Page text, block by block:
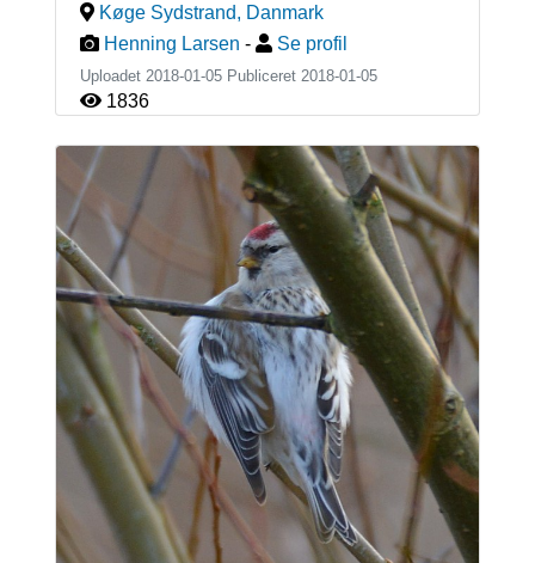
Køge Sydstrand, Danmark
Henning Larsen - Se profil
Uploadet 2018-01-05 Publiceret 2018-01-05
1836